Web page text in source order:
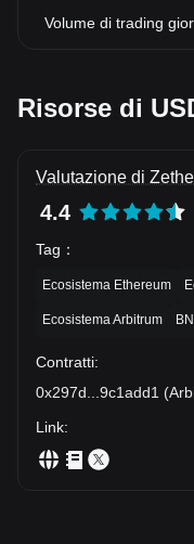
Volume di trading
Risorse di
Valutazione di
4.4
Tag ：
Ecosistema Ethereum
Ecosistema Arbitrum
Contratti:
0x297d
9c1add1 (
Link: